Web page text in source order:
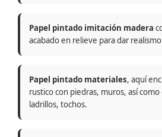
Papel pintado imitación madera
acabado en relieve para dar
Papel pintado materiales, aquí
rustico con piedras, muros, así
ladrillos, tochos.